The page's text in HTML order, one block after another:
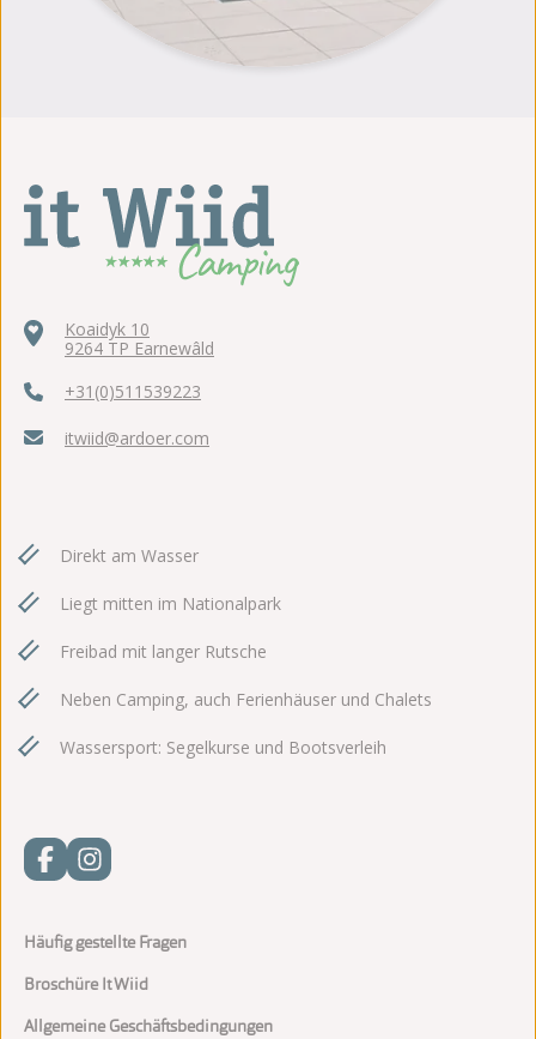
Koaidyk 10
9264 TP Earnewâld
+31(0)511539223
itwiid@ardoer.com
Direkt am Wasser
Liegt mitten im Nationalpark
Freibad mit langer Rutsche
Neben Camping, auch Ferienhäuser und Chalets
Wassersport: Segelkurse und Bootsverleih
Häufig gestellte Fragen
Broschüre It Wiid
Allgemeine Geschäftsbedingungen